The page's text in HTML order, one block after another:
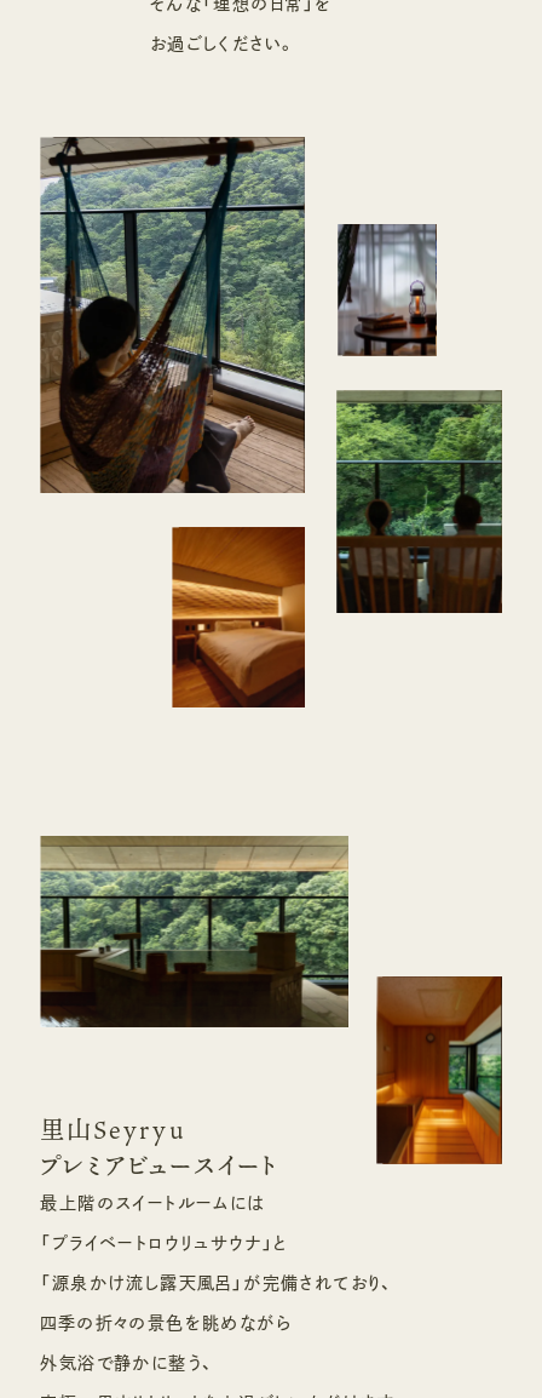
お過ごしください。
里山Seyryu
プレミアビュースイート
最上階のスイートルームには
「プライベートロウリュサウナ」と
「源泉かけ流し露天風呂」が完備されており、
四季の折々の景色を眺めながら
外気浴で静かに整う、